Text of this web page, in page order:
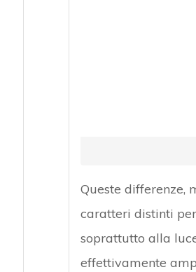
Queste differenze,
caratteri distinti
soprattutto alla
effettivamente